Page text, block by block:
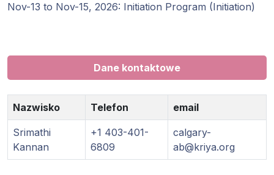
Wpłać
darowiznę
Login
członka
Nov-13 to Nov-15, 2026: Initiation Program (Initiation)
Dane kontaktowe
Nazwisko Telefon email
Srimathi
Kannan
+1 403-401-
6809
calgary-
ab@kriya.org